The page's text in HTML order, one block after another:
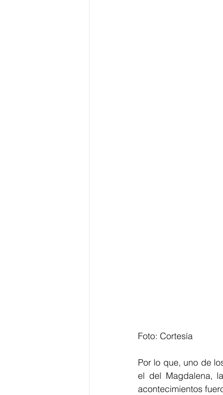
Foto: Cortesía
Por lo que, uno de
el del Magdalena,
acontecimientos